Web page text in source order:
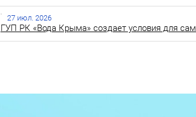
27 июл. 2026
ГУП РК «Вода Крыма» создает условия для